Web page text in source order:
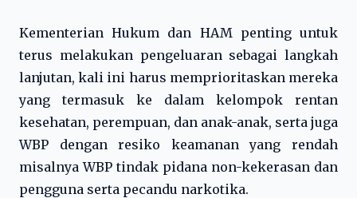
Kementerian Hukum dan HAM penting untuk
terus melakukan pengeluaran sebagai langkah
lanjutan, kali ini harus memprioritaskan mereka
yang termasuk ke dalam kelompok rentan
kesehatan, perempuan, dan anak-anak, serta juga
WBP dengan resiko keamanan yang rendah
misalnya WBP tindak pidana non-kekerasan dan
pengguna serta pecandu narkotika.